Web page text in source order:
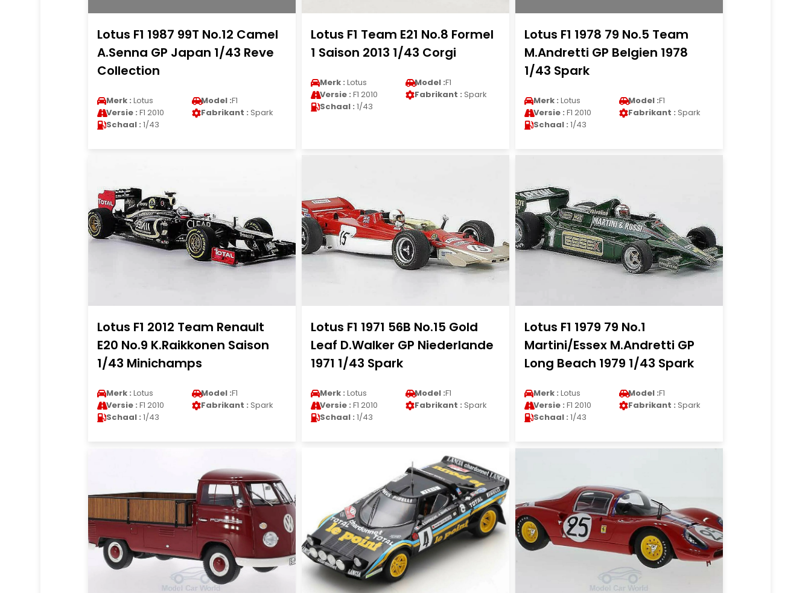
Lotus F1 1987 99T No.12 Camel
A.Senna GP Japan 1/43 Reve
Collection
Merk : Lotus Model :F1
Versie : F1 2010 Fabrikant : Spark
Schaal : 1/43
Lotus F1 Team E21 No.8 Formel
1 Saison 2013 1/43 Corgi
Merk : Lotus Model :F1
Versie : F1 2010 Fabrikant : Spark
Schaal : 1/43
Lotus F1 1978 79 No.5 Team
M.Andretti GP Belgien 1978
1/43 Spark
Merk : Lotus Model :F1
Versie : F1 2010 Fabrikant : Spark
Schaal : 1/43
Lotus F1 2012 Team Renault
E20 No.9 K.Raikkonen Saison
1/43 Minichamps
Merk : Lotus Model :F1
Versie : F1 2010 Fabrikant : Spark
Schaal : 1/43
Lotus F1 1971 56B No.15 Gold
Leaf D.Walker GP Niederlande
1971 1/43 Spark
Merk : Lotus Model :F1
Versie : F1 2010 Fabrikant : Spark
Schaal : 1/43
Lotus F1 1979 79 No.1
Martini/Essex M.Andretti GP
Long Beach 1979 1/43 Spark
Merk : Lotus Model :F1
Versie : F1 2010 Fabrikant : Spark
Schaal : 1/43